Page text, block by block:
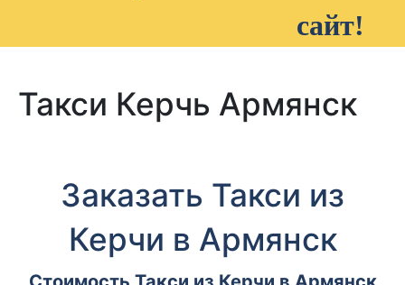
сайт!
Такси Керчь Армянск
Заказать Такси из
Керчи в Армянск